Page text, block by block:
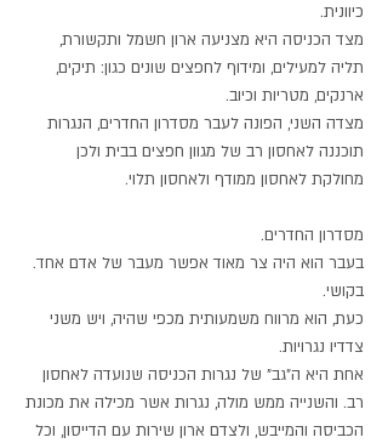
כיוונית.
מצד הכניסה היא מצניעה ארון חשמל ותקשורת,
תליה למעילים, ומידוף לחפצים שונים כגון: תיקים,
ארנקים, מטריות וכיוב.
מצדה השני, הפונה לעבר מסדרון החדרים, הנגרות
תוכננה לאחסון רב של מגוון חפצים בבית ולכן
מחולקת לאחסון ממודף ולאחסון תלוי.
מסדרון החדרים.
בעבר הוא היה צר מאוד אפשר מעבר של אדם אחד.
בקושי.
כעת, הוא מרווח משמעותית מכפי שהיה, ויש משני
צדדיו נגרויות.
אחת היא ה"גב" של נגרות הכניסה שנועדה לאחסון
רב. והשנייה ממש מולה, נגרות אשר מכילה את מכונת
הכביסה והמייבש, ולצדם ארון שירות עם הדייסון, וכל